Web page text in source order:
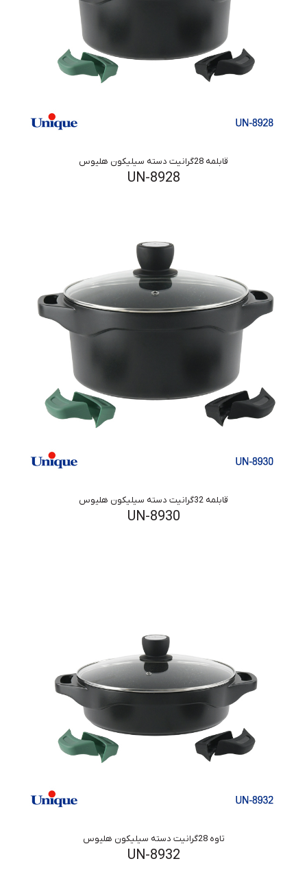
قابلمه 28گرانیت دسته سیلیکون هلیوس
UN-8928
قابلمه 32گرانیت دسته سیلیکون هلیوس
UN-8930
تاوه 28گرانیت دسته سیلیکون هلیوس
UN-8932